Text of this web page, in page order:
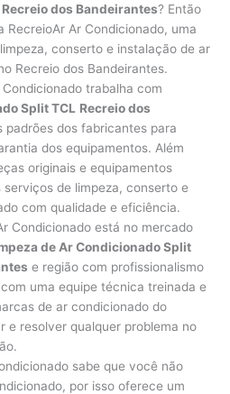
Recreio dos Bandeirantes? Então
Ar Condicionado, uma
conserto e instalação de ar
Recreio dos Bandeirantes.
Condicionado trabalha com
Split TCL Recreio dos
padrões dos fabricantes para
dos equipamentos. Além
originais e equipamentos
de limpeza, conserto e
com qualidade e eficiência.
Condicionado está no mercado
de Ar Condicionado Split
e região com profissionalismo
uma equipe técnica treinada e
de ar condicionado do
e resolver qualquer problema no
sabe que você não
por isso oferece um